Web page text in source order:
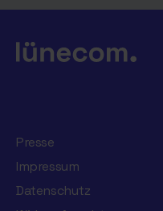
Presse
Impressum
Datenschutz